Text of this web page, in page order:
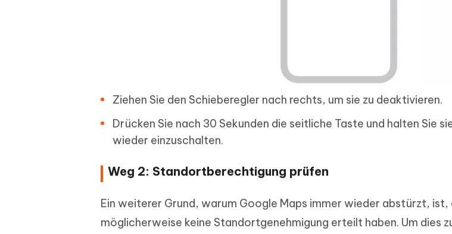
Ziehen Sie den Schieberegler nach rechts, um sie zu deaktivieren.
Drücken Sie nach 30 Sekunden die seitliche Taste und halten Sie
wieder einzuschalten.
Weg 2: Standortberechtigung prüfen
Ein weiterer Grund, warum Google Maps immer wieder abstürzt, ist,
möglicherweise keine Standortgenehmigung erteilt haben. Um dies